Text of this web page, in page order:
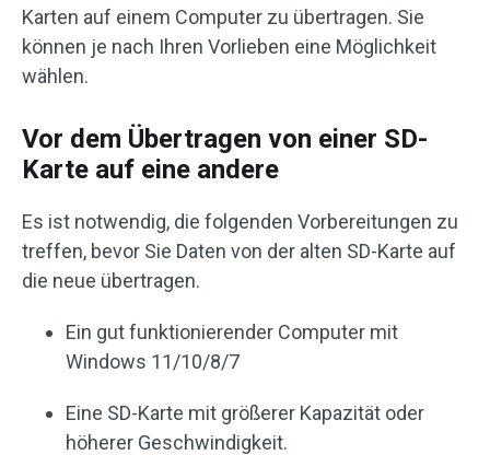
Karten auf einem Computer zu übertragen. Sie
können je nach Ihren Vorlieben eine Möglichkeit
wählen.
Vor dem Übertragen von einer SD-
Karte auf eine andere
Es ist notwendig, die folgenden Vorbereitungen zu
treffen, bevor Sie Daten von der alten SD-Karte auf
die neue übertragen.
Ein gut funktionierender Computer mit
Windows 11/10/8/7
Eine SD-Karte mit größerer Kapazität oder
höherer Geschwindigkeit.